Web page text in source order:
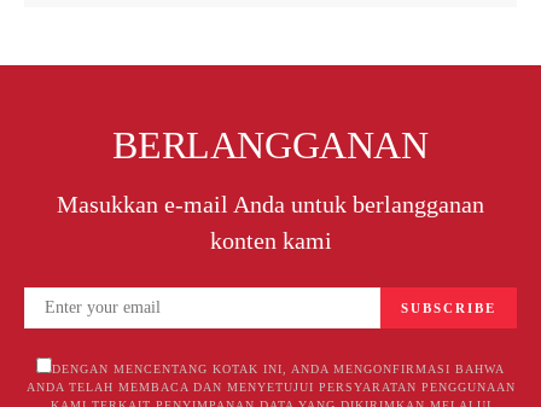
BERLANGGANAN
Masukkan e-mail Anda untuk berlangganan
konten kami
SUBSCRIBE
DENGAN MENCENTANG KOTAK INI, ANDA MENGONFIRMASI BAHWA
ANDA TELAH MEMBACA DAN MENYETUJUI PERSYARATAN PENGGUNAAN